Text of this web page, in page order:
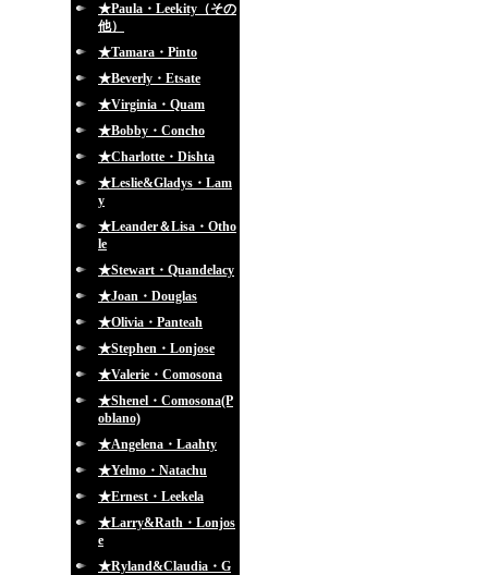
★Paula・Leekity（その
他）
★Tamara・Pinto
★Beverly・Etsate
★Virginia・Quam
★Bobby・Concho
★Charlotte・Dishta
★Leslie&Gladys・Lam
y
★Leander＆Lisa・Otho
le
★Stewart・Quandelacy
★Joan・Douglas
★Olivia・Panteah
★Stephen・Lonjose
★Valerie・Comosona
★Shenel・Comosona(P
oblano)
★Angelena・Laahty
★Yelmo・Natachu
★Ernest・Leekela
★Larry&Rath・Lonjos
e
★Ryland&Claudia・G